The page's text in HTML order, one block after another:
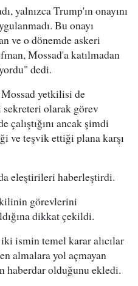
yalnızca Trump'ın onayını
Bu onayı
ve o dönemde askeri
Mossad'a katılmadan
dedi.
yetkilisi de
sekreteri olarak görev
çalıştığını ancak şimdi
ve teşvik ettiği plana karşı
eleştirileri haberleştirdi.
görevlerini
dikkat çekildi.
ismin temel karar alıcılar
almalara yol açmayan
haberdar olduğunu ekledi.